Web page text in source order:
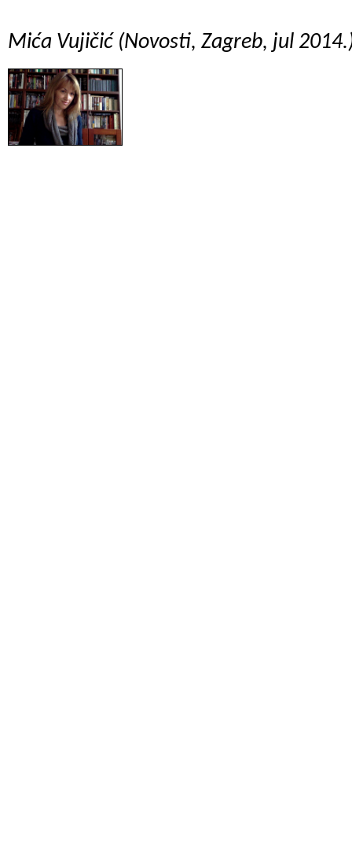
Mića Vujičić (Novosti, Zagreb, jul